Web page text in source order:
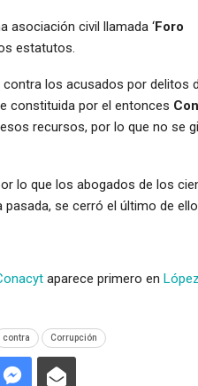
asociación civil llamada ‘Foro
estatutos.
los acusados por delitos
constituida por el entonces
recursos, por lo que no se
lo que los abogados de los
se cerró el último de
aparece primero en
contra Corrupción